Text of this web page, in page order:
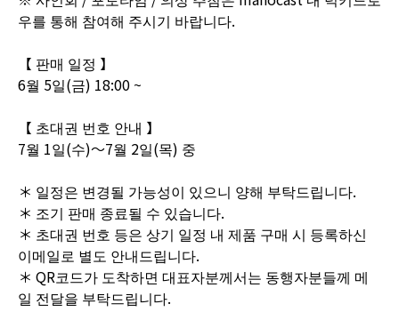
우를 통해 참여해 주시기 바랍니다.
【 판매 일정 】
6월 5일(금) 18:00 ~
【 초대권 번호 안내 】
7월 1일(수)〜7월 2일(목) 중
＊ 일정은 변경될 가능성이 있으니 양해 부탁드립니다.
＊ 조기 판매 종료될 수 있습니다.
＊ 초대권 번호 등은 상기 일정 내 제품 구매 시 등록하신
이메일로 별도 안내드립니다.
＊ QR코드가 도착하면 대표자분께서는 동행자분들께 메
일 전달을 부탁드립니다.